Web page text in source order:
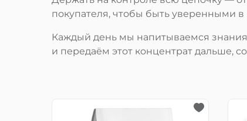
покупателя, чтобы быть уверенными в
Каждый день мы напитываемся
и передаём этот концентрат дальше,